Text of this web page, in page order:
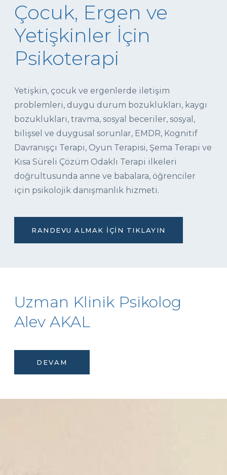
Çocuk, Ergen ve
Yetişkinler İçin
Psikoterapi
Yetişkin, çocuk ve ergenlerde iletişim
problemleri, duygu durum bozuklukları, kaygı
bozuklukları, travma, sosyal beceriler, sosyal,
bilişsel ve duygusal sorunlar, EMDR, Kognitif
Davranışçı Terapi, Oyun Terapisi, Şema Terapi ve
Kısa Süreli Çözüm Odaklı Terapi ilkeleri
doğrultusunda anne ve babalara, öğrenciler
için psikolojik danışmanlık hizmeti.
RANDEVU ALMAK İÇIN TIKLAYIN
Uzman Klinik Psikolog
Alev AKAL
DEVAM